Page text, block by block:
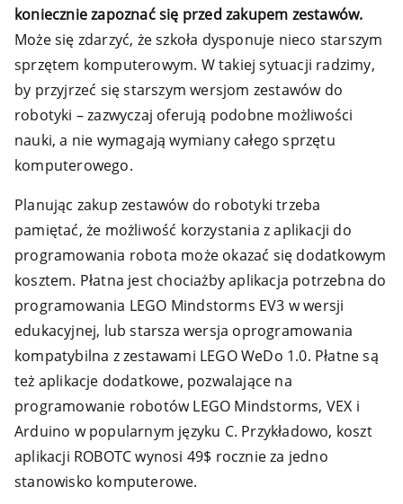
koniecznie zapoznać się przed zakupem zestawów.
Może się zdarzyć, że szkoła dysponuje nieco starszym
sprzętem komputerowym. W takiej sytuacji radzimy,
by przyjrzeć się starszym wersjom zestawów do
robotyki – zazwyczaj oferują podobne możliwości
nauki, a nie wymagają wymiany całego sprzętu
komputerowego.
Planując zakup zestawów do robotyki trzeba
pamiętać, że możliwość korzystania z aplikacji do
programowania robota może okazać się dodatkowym
kosztem. Płatna jest chociażby aplikacja potrzebna do
programowania LEGO Mindstorms EV3 w wersji
edukacyjnej, lub starsza wersja oprogramowania
kompatybilna z zestawami LEGO WeDo 1.0. Płatne są
też aplikacje dodatkowe, pozwalające na
programowanie robotów LEGO Mindstorms, VEX i
Arduino w popularnym języku C. Przykładowo, koszt
aplikacji ROBOTC wynosi 49$ rocznie za jedno
stanowisko komputerowe.